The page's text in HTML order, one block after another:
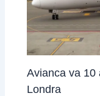
Avianca va 10
Londra